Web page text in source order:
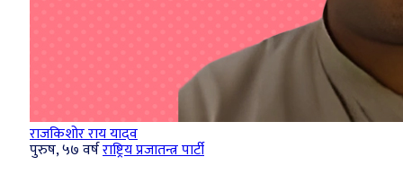
राजकिशोर राय यादव
पुरुष, ५७ वर्षराष्ट्रिय प्रजातन्त्र पार्टी